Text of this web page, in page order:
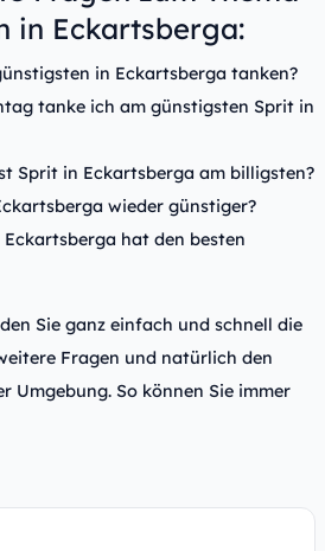
in Eckartsberga:
in Eckartsberga tanken?
tanke ich am günstigsten Sprit in
Sprit in Eckartsberga am billigsten?
wieder günstiger?
Eckartsberga hat den besten
Sie ganz einfach und schnell die
Fragen und natürlich den
Umgebung. So können Sie immer